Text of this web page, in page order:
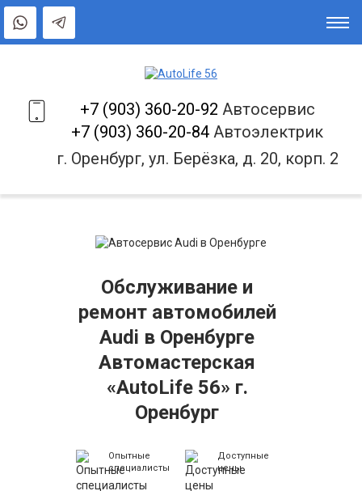
+7 (903) 360-20-92 Автосервис
+7 (903) 360-20-84 Автоэлектрик
г. Оренбург, ул. Берёзка, д. 20, корп. 2
Обслуживание и
ремонт автомобилей
Audi в Оренбурге
Автомастерская
«AutoLife 56» г.
Оренбург
Опытные
специалисты
Доступные
цены